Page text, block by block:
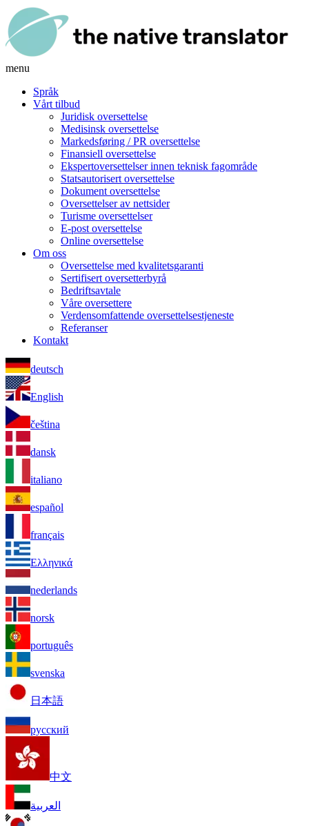
menu
Språk
Vårt tilbud
Juridisk oversettelse
Medisinsk oversettelse
Markedsføring / PR oversettelse
Finansiell oversettelse
Ekspertoversettelser innen teknisk fagområde
Statsautorisert oversettelse
Dokument oversettelse
Oversettelser av nettsider
Turisme oversettelser
E-post oversettelse
Online oversettelse
Om oss
Oversettelse med kvalitetsgaranti
Sertifisert oversetterbyrå
Bedriftsavtale
Våre oversettere
Verdensomfattende oversettelsestjeneste
Referanser
Kontakt
deutsch
English
čeština
dansk
italiano
español
français
Ελληνικά
nederlands
norsk
português
svenska
日本語
русский
中文
العربية